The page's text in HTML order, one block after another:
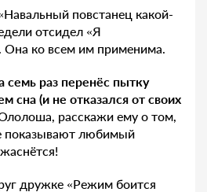
повстанец какой-
отсидел «Я
Она ко всем им применима.
семь раз перенёс пытку
сна (и не отказался от своих
расскажи ему о том,
показывают любимый
дружке «Режим боится